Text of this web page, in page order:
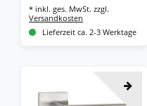
* inkl. ges. MwSt. zzgl.
Versandkosten
Lieferzeit ca. 2-3 Werktage